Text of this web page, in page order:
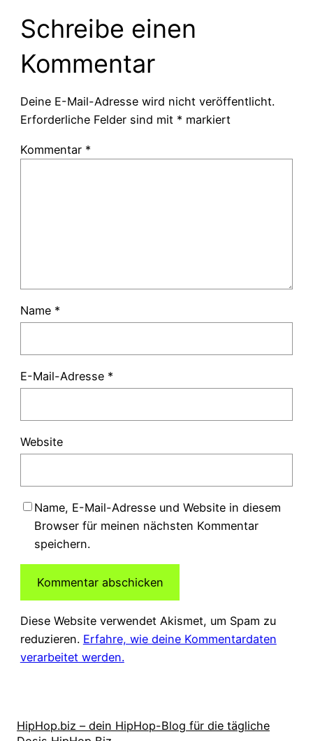
Schreibe einen
Kommentar
Deine E-Mail-Adresse wird nicht veröffentlicht.
Erforderliche Felder sind mit * markiert
Kommentar *
Name *
E-Mail-Adresse *
Website
Name, E-Mail-Adresse und Website in diesem
Browser für meinen nächsten Kommentar
speichern.
Diese Website verwendet Akismet, um Spam zu
reduzieren. Erfahre, wie deine Kommentardaten
verarbeitet werden.
HipHop.biz – dein HipHop-Blog für die tägliche